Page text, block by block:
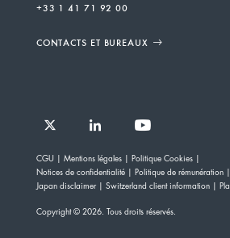
+33 1 41 71 92 00
Ardian
on
Ardian
on
Ardian
on
on
Jobs
CONTACTS ET BUREAUX
Copyright © 2026. Tous droits réservés.
CGU Mentions légales
Politique Cookies
Notices de confidentialité
Politique de rémunération
Japan disclaimer
Switzerland client information